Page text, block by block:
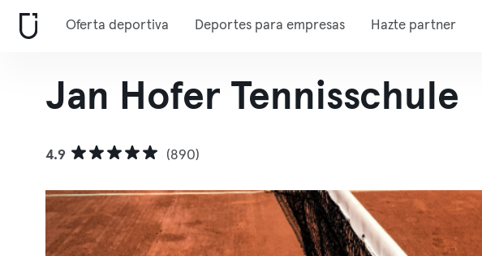
Oferta deportiva Deportes para empresas Hazte partner
Jan Hofer Tennisschule
4.9 (890)